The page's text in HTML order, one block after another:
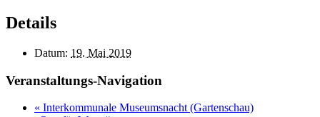
Details
Datum: 19. Mai 2019
Veranstaltungs-Navigation
« Interkommunale Museumsnacht (Gartenschau)